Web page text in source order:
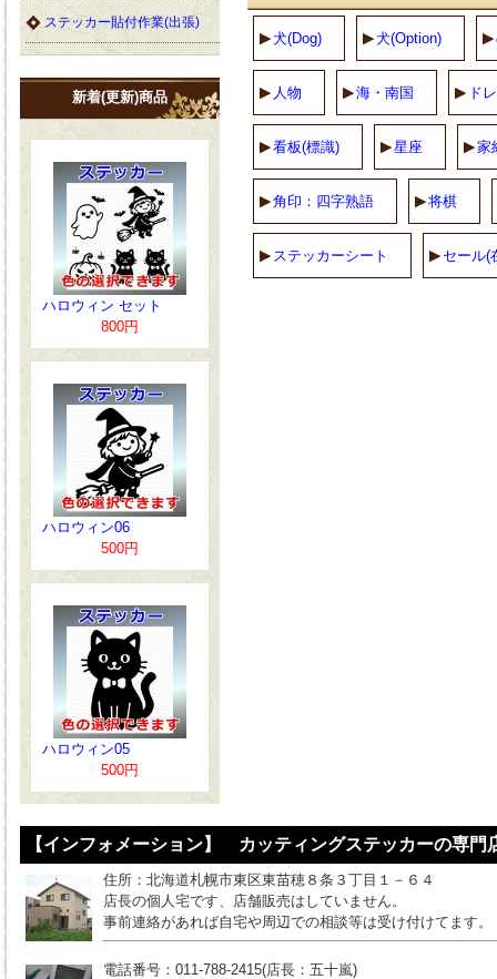
犬(Dog) 犬(Option)
人物 海・南国 ド
看板(標識) 星座 家
角印：四字熟語 将棋
ステッカーシート セール(
ステッカー貼付作業(出張)
新着(更新)商品
ハロウィン セット
800円
ハロウィン06
500円
ハロウィン05
500円
【インフォメーション】 カッティングステッカーの専門
住所：北海道札幌市東区東苗穂８条３丁目１－６４
店長の個人宅です、店舗販売はしていません。
事前連絡があれば自宅や周辺での相談等は受け付けてます。
電話番号：011-788-2415(店長：五十嵐)